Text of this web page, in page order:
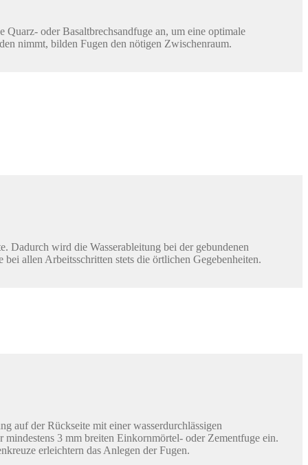
oder Basaltbrechsandfuge an, um eine optimale
nimmt, bilden Fugen den nötigen Zwischenraum.
Dadurch wird die Wasserableitung bei der gebundenen
allen Arbeitsschritten stets die örtlichen Gegebenheiten.
auf der Rückseite mit einer wasserdurchlässigen
3 mm breiten Einkornmörtel- oder Zementfuge ein.
erleichtern das Anlegen der Fugen.